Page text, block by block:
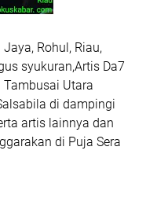
Rohul, Riau,
syukuran,Artis Da7
Utara
di dampingi
artis lainnya dan
di Puja Sera